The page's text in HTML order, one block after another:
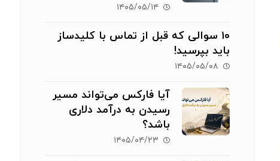
۱۴۰۵/۰۵/۱۴
۱۰ سوالی که قبل از تماس با کلیدساز
باید بپرسید!
۱۴۰۵/۰۵/۰۸
آیا فارکس می‌تواند مسیر
رسیدن به درآمد دلاری
باشد؟
۱۴۰۵/۰۴/۲۳